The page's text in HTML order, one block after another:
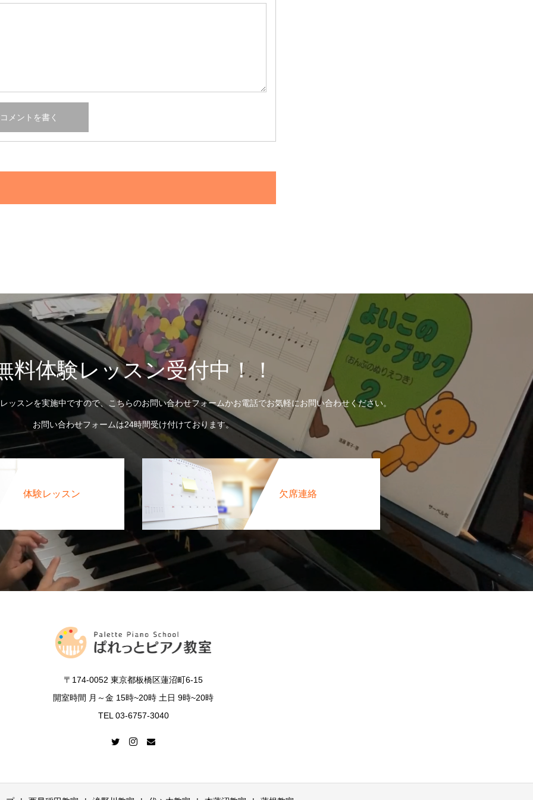
料体験レッスン受付中！！
ッスンを実施中ですので、こちらのお問い合わせフォームかお電話でお気軽にお問い合わせください。
お問い合わせフォームは24時間受け付けております。
体験レッスン 欠席連絡
〒174-0052 東京都板橋区蓮沼町6-15
開室時間 月～金 15時~20時 土日 9時~20時
TEL 03-6757-3040